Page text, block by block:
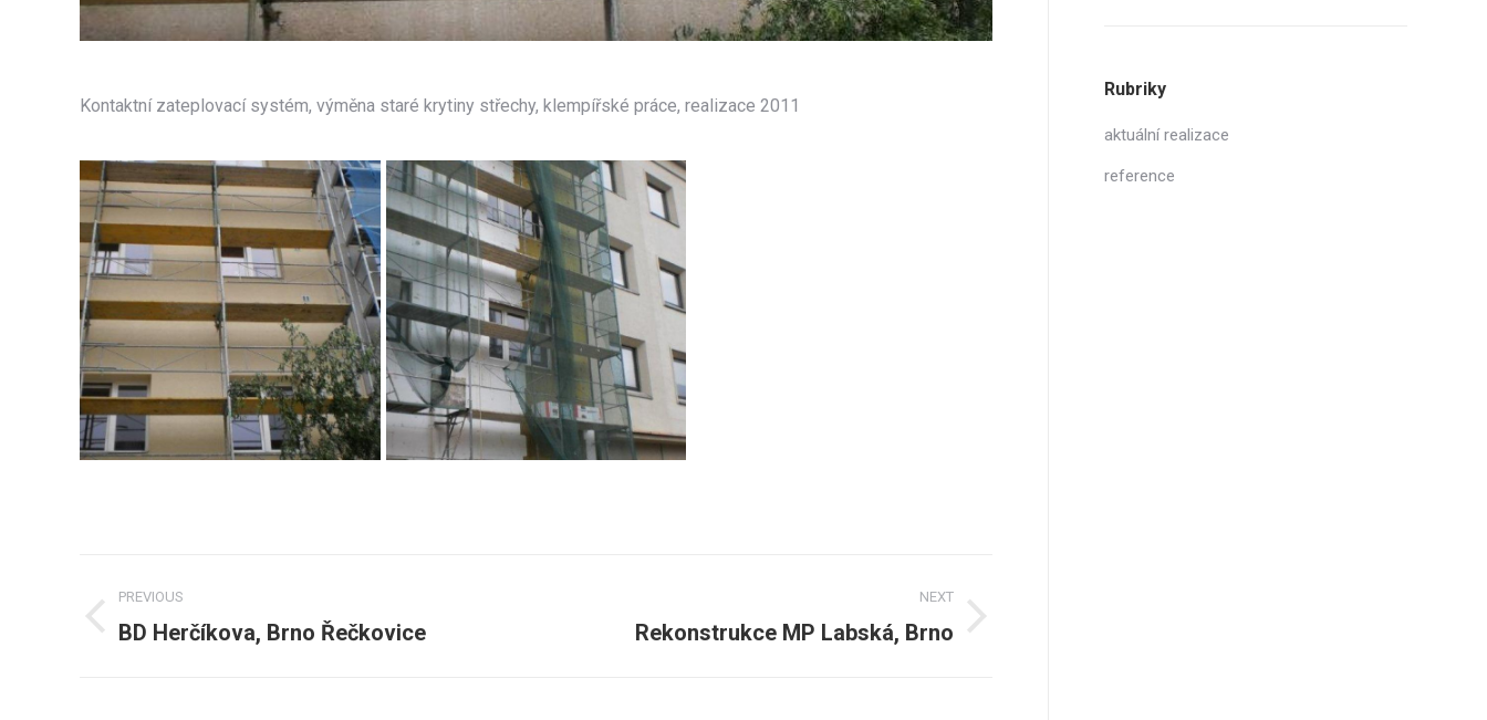
Kontaktní zateplovací systém, výměna staré krytiny střechy, klempířské práce, realizace 2011
navigation
PREVIOUS
Previous
BD Herčíkova, Brno Řečkovice
NEXT
Rekonstrukce MP Labská, Brno
Rubriky
aktuální realizace
reference